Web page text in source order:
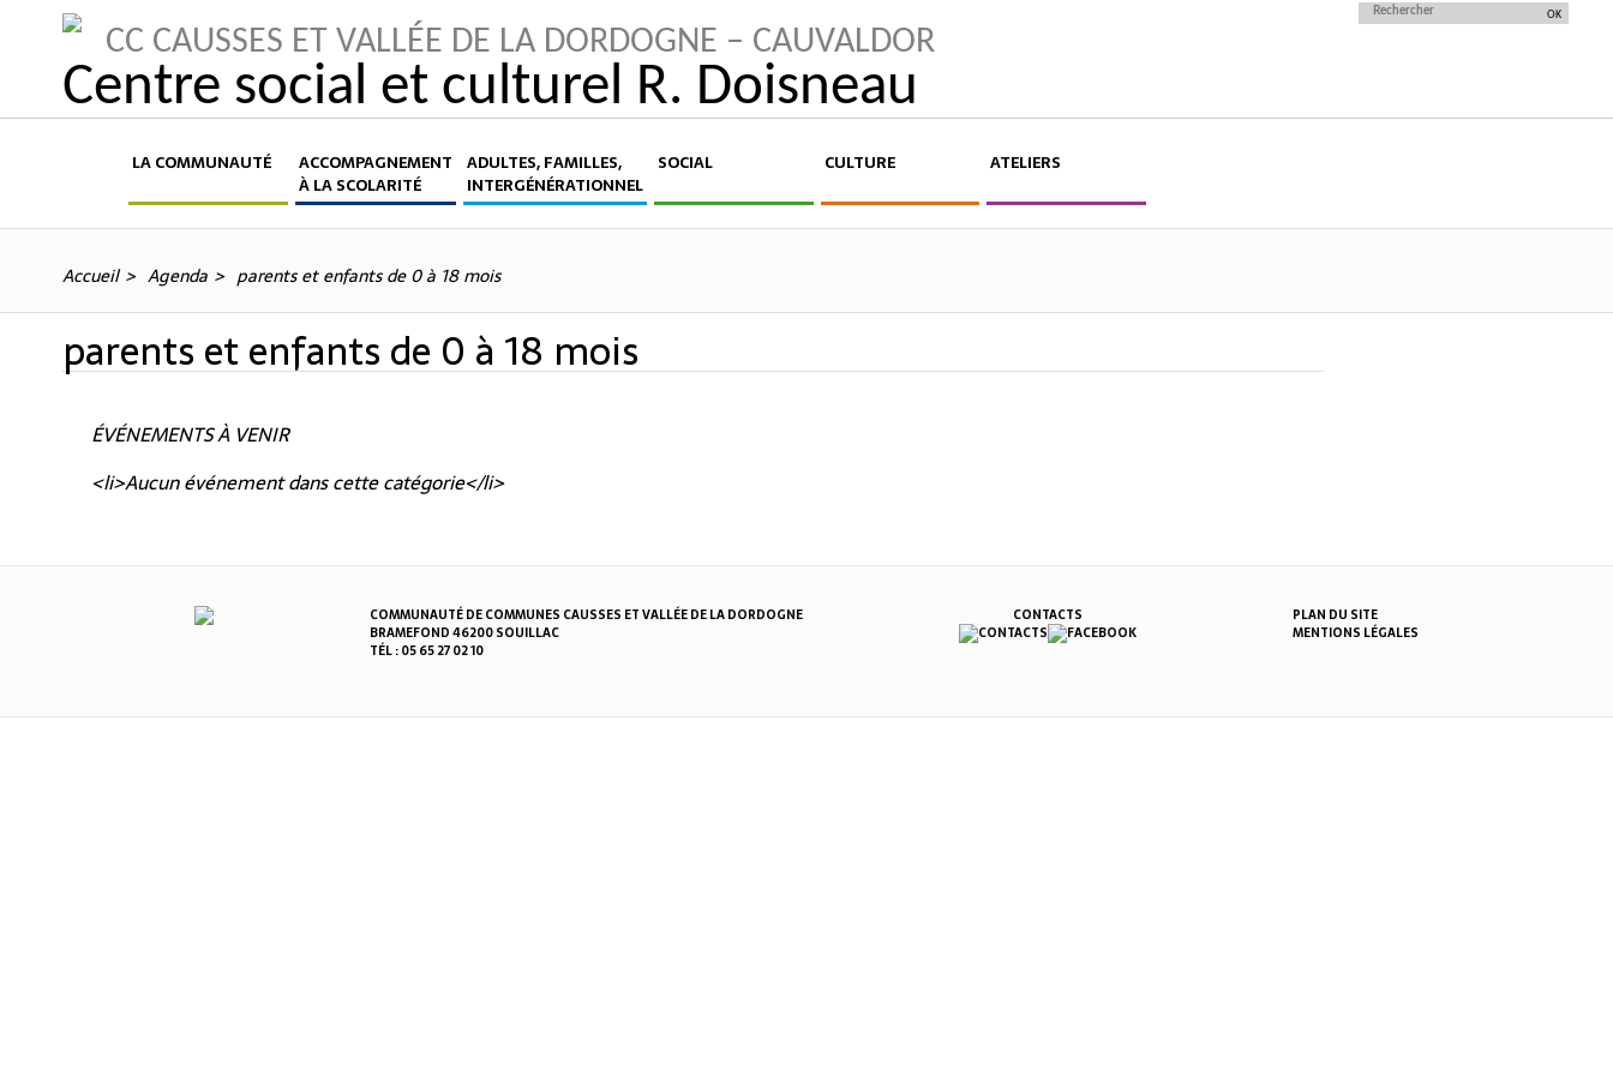
CC CAUSSES ET VALLÉE DE LA DORDOGNE – CAUVALDOR
Centre social et culturel R. Doisneau
LA COMMUNAUTÉ
ACCOMPAGNEMENT
À LA SCOLARITÉ
ADULTES, FAMILLES,
INTERGÉNÉRATIONNEL
SOCIAL CULTURE ATELIERS
Accueil Agenda parents et enfants de 0 à 18 mois
parents et enfants de 0 à 18 mois
ÉVÉNEMENTS À VENIR
<li>Aucun événement dans cette catégorie</li>
COMMUNAUTÉ DE COMMUNES CAUSSES ET VALLÉE DE LA DORDOGNE
BRAMEFOND 46200 SOUILLAC
TÉL : 05 65 27 02 10
CONTACTS
PLAN DU SITE
MENTIONS LÉGALES